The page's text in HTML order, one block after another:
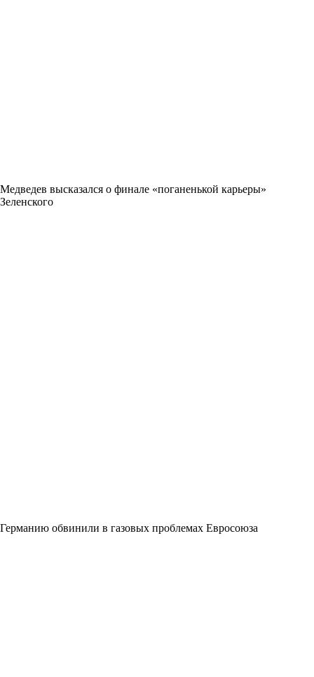
Медведев высказался о финале «поганенькой карьеры»
Зеленского
Германию обвинили в газовых проблемах Евросоюза